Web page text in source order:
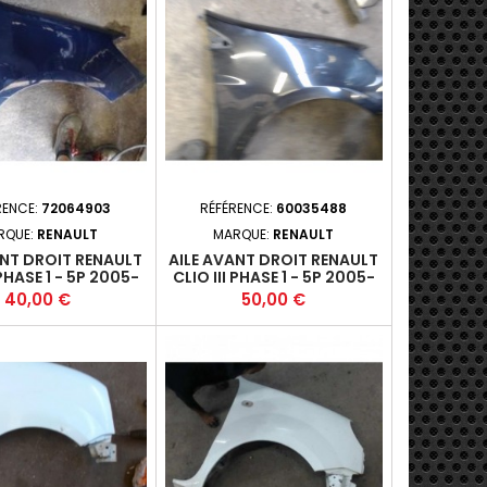
72064903
RENAULT
DROIT RENAULT
1 - 5P 2005-
03 (185)*
Prix
40,00 €
RÉFÉRENCE: 60035488
MARQUE: RENAULT
AILE AVANT DROIT RENAULT
CLIO III PHASE 1 - 5P 2005-
09-2009-03 (185)+
Prix
50,00 €